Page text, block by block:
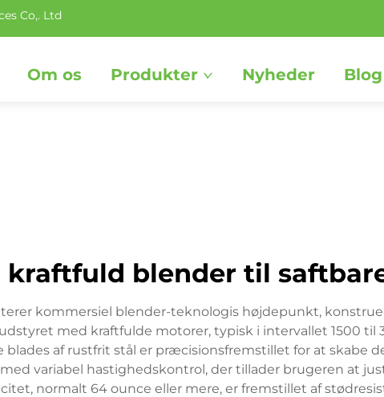
Co,. Ltd
Om os Produkter Nyheder Blog
kraftfuld blender til
kommersiel blender-teknologis højdepunkt,
med kraftfulde motorer, typisk i intervallet 1500
af rustfrit stål er præcisionsfremstillet for at skabe
variabel hastighedskontrol, der tillader brugeren at
normalt 64 ounce eller mere, er fremstillet af